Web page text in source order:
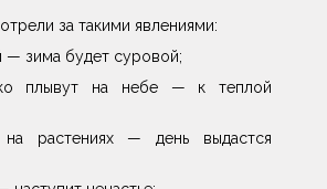
за такими явлениями:
— зима будет суровой;
плывут на небе — к теплой
растениях — день выдастся